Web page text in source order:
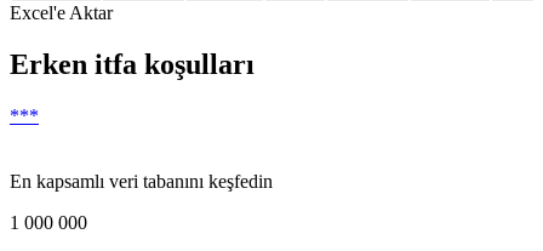
Excel'e Aktar
Erken itfa koşulları
***
En kapsamlı veri tabanını keşfedin
1 000 000